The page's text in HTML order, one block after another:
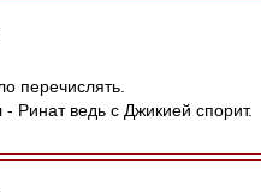
перечислять.
Ринат ведь с Джикией спорит.